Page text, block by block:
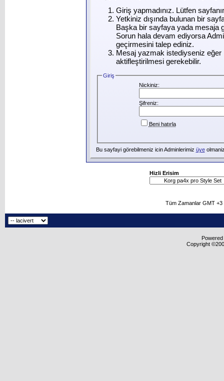
Giriş yapmadınız. Lütfen
Yetkiniz dışında bulunan bir
Başka bir sayfaya yada mesaja
Sorun hala devam ediyorsa
geçirmesini talep ediniz.
Mesaj yazmak istediyseniz eğer
aktifleştirilmesi gerekebilir.
Giriş
Nickiniz:
Şifreniz:
Beni hatırla
Bu sayfayi görebilmeniz icin Adminlerimiz üye
Hizli Erisim
Tüm Zamanlar GMT
Copyright